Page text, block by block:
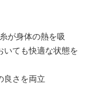
が身体の熱を吸
いても快適な状態を
良さを両立